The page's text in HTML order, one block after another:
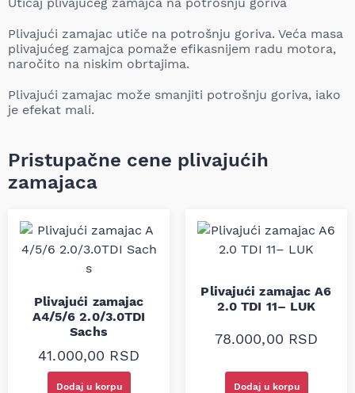
Plivajući zamajac utiče na potrošnju goriva. Veća masa
plivajućeg zamajca pomaže efikasnijem radu motora,
naročito na niskim obrtajima.
Plivajući zamajac može smanjiti potrošnju goriva, iako
je efekat mali.
Pristupačne cene plivajućih
zamajaca
Plivajući zamajac
A4/5/6 2.0/3.0TDI
Sachs
41.000,00 RSD
Dodaj u korpu
Plivajući zamajac A6
2.0 TDI 11– LUK
78.000,00 RSD
Dodaj u korpu